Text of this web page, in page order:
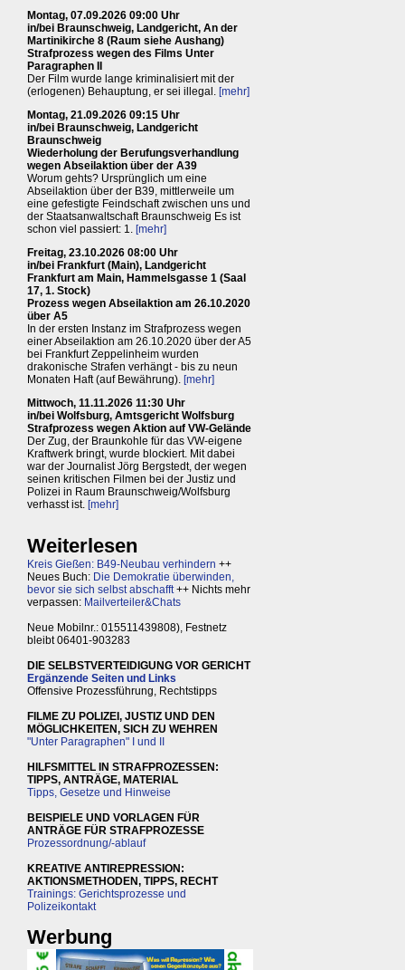
Montag, 07.09.2026 09:00 Uhr
in/bei Braunschweig, Landgericht, An der
Martinikirche 8 (Raum siehe Aushang)
Strafprozess wegen des Films Unter
Paragraphen II
Der Film wurde lange kriminalisiert mit der
(erlogenen) Behauptung, er sei illegal. [mehr]
Montag, 21.09.2026 09:15 Uhr
in/bei Braunschweig, Landgericht
Braunschweig
Wiederholung der Berufungsverhandlung
wegen Abseilaktion über der A39
Worum gehts? Ursprünglich um eine
Abseilaktion über der B39, mittlerweile um
eine gefestigte Feindschaft zwischen uns und
der Staatsanwaltschaft Braunschweig Es ist
schon viel passiert: 1. [mehr]
Freitag, 23.10.2026 08:00 Uhr
in/bei Frankfurt (Main), Landgericht
Frankfurt am Main, Hammelsgasse 1 (Saal
17, 1. Stock)
Prozess wegen Abseilaktion am 26.10.2020
über A5
In der ersten Instanz im Strafprozess wegen
einer Abseilaktion am 26.10.2020 über der A5
bei Frankfurt Zeppelinheim wurden
drakonische Strafen verhängt - bis zu neun
Monaten Haft (auf Bewährung). [mehr]
Mittwoch, 11.11.2026 11:30 Uhr
in/bei Wolfsburg, Amtsgericht Wolfsburg
Strafprozess wegen Aktion auf VW-Gelände
Der Zug, der Braunkohle für das VW-eigene
Kraftwerk bringt, wurde blockiert. Mit dabei
war der Journalist Jörg Bergstedt, der wegen
seinen kritischen Filmen bei der Justiz und
Polizei in Raum Braunschweig/Wolfsburg
verhasst ist. [mehr]
Weiterlesen
Kreis Gießen: B49-Neubau verhindern ++
Neues Buch: Die Demokratie überwinden,
bevor sie sich selbst abschafft++ Nichts mehr
verpassen: Mailverteiler&Chats
Neue Mobilnr.: 015511439808), Festnetz
bleibt 06401-903283
DIE SELBSTVERTEIDIGUNG VOR GERICHT
Ergänzende Seiten und Links
Offensive Prozessführung, Rechtstipps
FILME ZU POLIZEI, JUSTIZ UND DEN
MÖGLICHKEITEN, SICH ZU WEHREN
"Unter Paragraphen" I und II
HILFSMITTEL IN STRAFPROZESSEN:
TIPPS, ANTRÄGE, MATERIAL
Tipps, Gesetze und Hinweise
BEISPIELE UND VORLAGEN FÜR
ANTRÄGE FÜR STRAFPROZESSE
Prozessordnung/-ablauf
KREATIVE ANTIREPRESSION:
AKTIONSMETHODEN, TIPPS, RECHT
Trainings: Gerichtsprozesse und
Polizeikontakt
Werbung